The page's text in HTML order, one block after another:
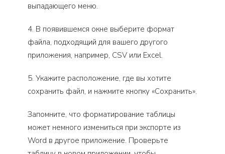
выпадающего меню.
4. В появившемся окне выберите формат
файла, подходящий для вашего другого
приложения, например, CSV или Excel.
5. Укажите расположение, где вы хотите
сохранить файл, и нажмите кнопку «Сохранить».
Запомните, что форматирование таблицы
может немного измениться при экспорте из
Word в другое приложение. Проверьте